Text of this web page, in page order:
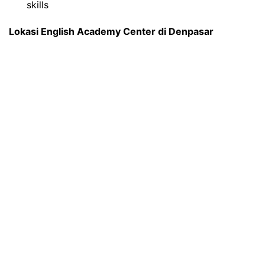
skills
Lokasi English Academy Center di Denpasar